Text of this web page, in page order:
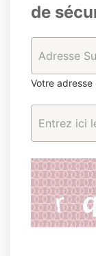
de
Votre